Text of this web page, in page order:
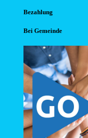
Bezahlung
Bei Gemeinde